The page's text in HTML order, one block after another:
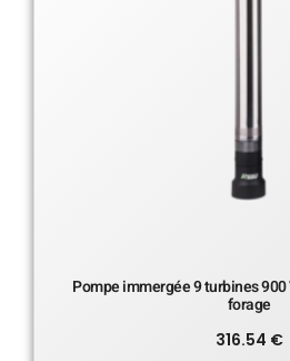
Pompe immergée 9 turbines
forage
316.54 €